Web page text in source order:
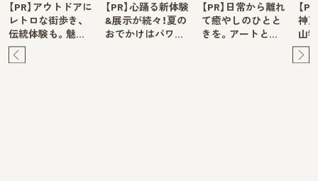
【PR】アウトドアに
レトロな街歩き、
伝統体験も。魅…
【PR】心踊る新体験
&展示が続々！夏の
おでかけはパワ…
【PR】日常から離れ
て癒やしのひとと
きを。アートと…
【
神
山